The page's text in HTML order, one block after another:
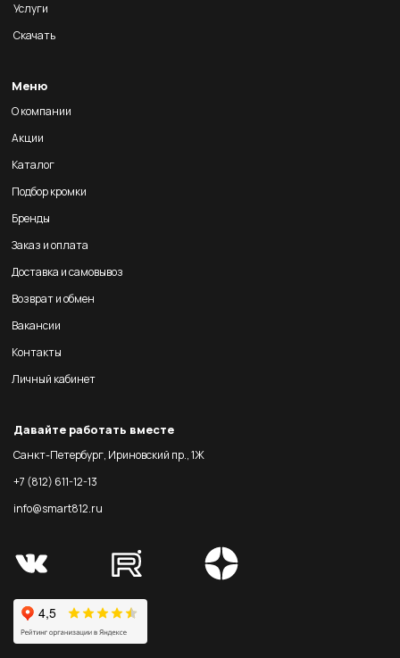
Услуги
Скачать
Меню
О компании
Акции
Каталог
Подбор кромки
Бренды
Заказ и оплата
Доставка и самовывоз
Возврат и обмен
Вакансии
Контакты
Личный кабинет
Давайте работать вместе
Санкт-Петербург, Ириновский пр., 1Ж
+7 (812) 611-12-13
info@smart812.ru